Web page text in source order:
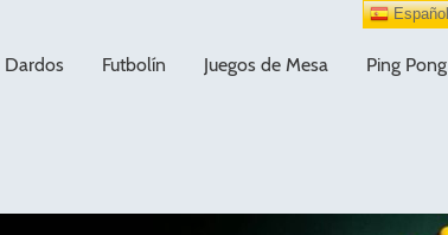
Dardos Futbolín Juegos de Mesa Ping Pong